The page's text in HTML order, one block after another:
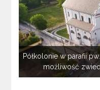
Półkolonie w parafii
możliwość